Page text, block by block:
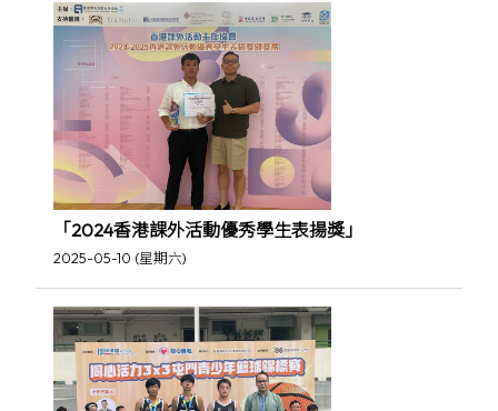
「2024香港課外活動優秀學生表揚獎」
2025-05-10 (星期六)